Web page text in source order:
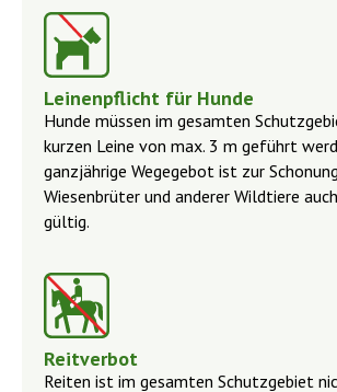
Leinenpflicht für Hunde
Hunde müssen im gesamten
kurzen Leine von max. 3 m geführt
ganzjährige Wegegebot ist zur
Wiesenbrüter und anderer Wildtiere
gültig.
Reitverbot
Reiten ist im gesamten Schutzgebiet